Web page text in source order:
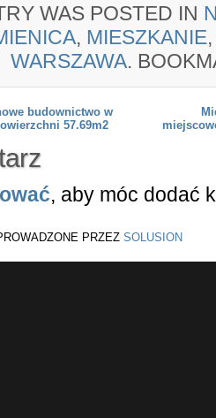
WAS POSTED IN
, MIESZKANIE
WARSZAWA.
budownictwo w
57.69m2
, aby móc dodać
PRZEZ SOLUSION